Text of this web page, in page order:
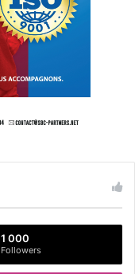
1 000
Followers